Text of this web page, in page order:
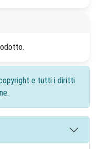
e tutti i diritti